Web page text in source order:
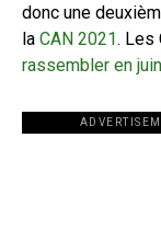
donc une
la CAN 2021. Les
rassembler en juin